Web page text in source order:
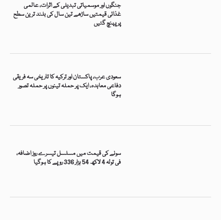
جنگوں اور موسمیاتی تبدیلی کے اثرات، عالمی
غذائی قیمتیں ساڑھے تین سال کی بلند ترین سطح
پر پہنچ گئیں
سعودی عرب، پاکستان اور ترکیہ کا تاریخی سہ فریقی
دفاعی معاہدہ، ایک پر حملہ تینوں پر حملہ تصور
ہوگا
سونے کی قیمت میں مسلسل تیسرے روز اضافہ،
فی تولہ 4 لاکھ 54 ہزار 336 روپے کا ہوگیا